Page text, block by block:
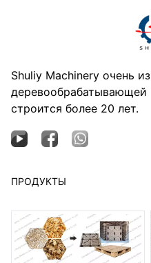
Shuliy Machinery очень
строится более 20 лет.
ПРОДУКТЫ